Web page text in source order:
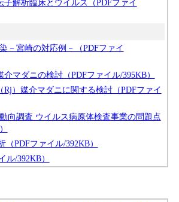
解析臨床とウイルス（PDFファイ
－宮崎の対応例－（PDFファイ
マダニの検討（PDFファイル/395KB）
Rj）媒介マダニに関する検討（PDFファイ
向調査 ウイルス病原体検査事業の問題点
PDFファイル/392KB）
/392KB）